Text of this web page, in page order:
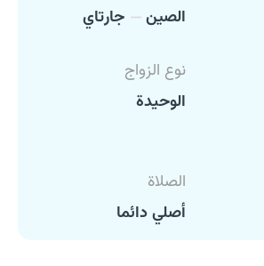
الصين
جارتاي
نوع الزواج
الوحيدة
الصلاة
أصلي دائما